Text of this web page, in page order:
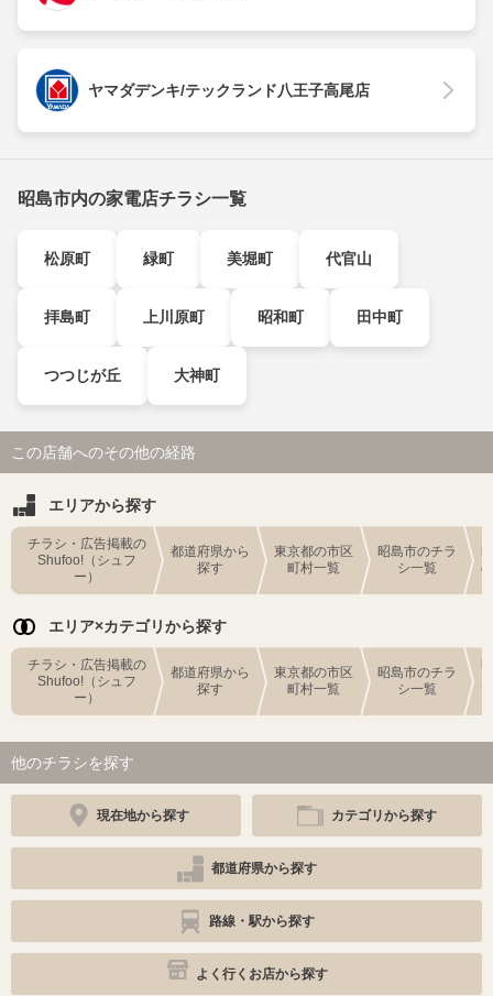
ヤマダデンキ/テックランド八王子高尾店
昭島市内の家電店チラシ一覧
松原町 緑町 美堀町 代官山
拝島町 上川原町 昭和町 田中町
つつじが丘 大神町
この店舗へのその他の経路
エリアから探す
チラシ・広告掲載の
Shufoo!（シュフ
ー）
都道府県から
探す
東京都の市区
町村一覧
昭島市のチラ
シ一覧
エリア×カテゴリから探す
チラシ・広告掲載の
Shufoo!（シュフ
ー）
都道府県から
探す
東京都の市区
町村一覧
昭島市のチラ
シ一覧
他のチラシを探す
現在地から探す カテゴリから探す
都道府県から探す
路線・駅から探す
よく行くお店から探す